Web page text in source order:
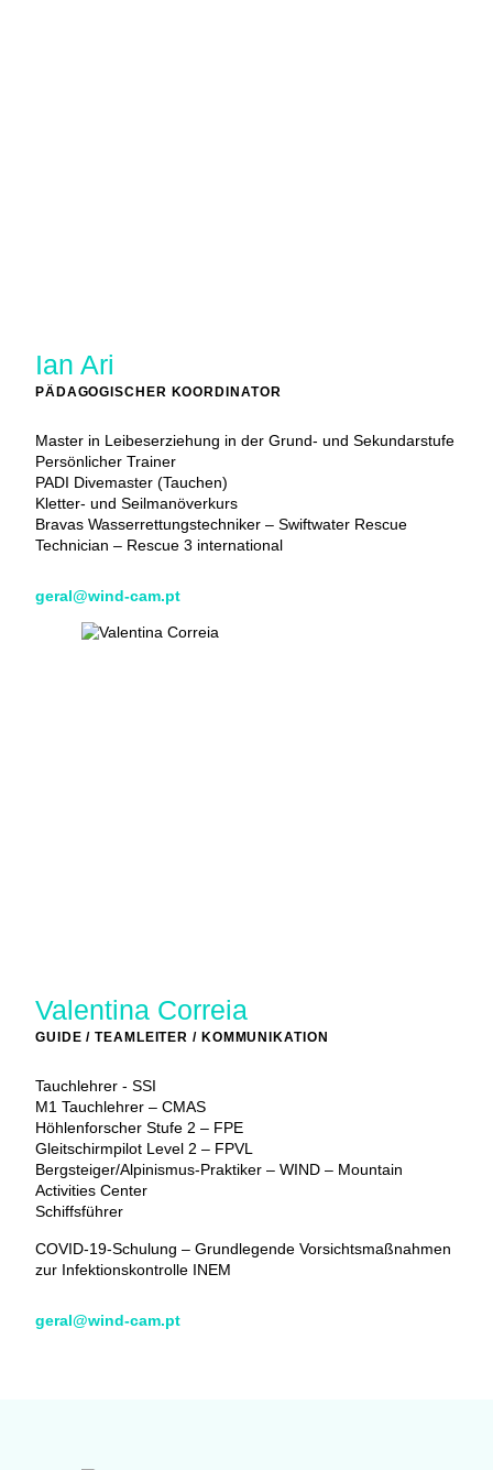
Ian Ari
PÄDAGOGISCHER KOORDINATOR
Master in Leibeserziehung in der Grund- und Sekundarstufe
Persönlicher Trainer
PADI Divemaster (Tauchen)
Kletter- und Seilmanöverkurs
Bravas Wasserrettungstechniker – Swiftwater Rescue
Technician – Rescue 3 international
geral@wind-cam.pt
Valentina Correia
GUIDE / TEAMLEITER / KOMMUNIKATION
Tauchlehrer - SSI
M1 Tauchlehrer – CMAS
Höhlenforscher Stufe 2 – FPE
Gleitschirmpilot Level 2 – FPVL
Bergsteiger/Alpinismus-Praktiker – WIND – Mountain
Activities Center
Schiffsführer
COVID-19-Schulung – Grundlegende Vorsichtsmaßnahmen
zur Infektionskontrolle INEM
geral@wind-cam.pt